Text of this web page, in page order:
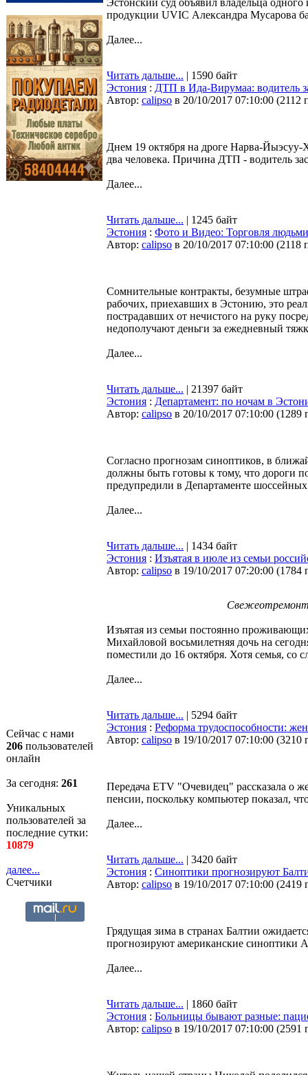
Сейчас с нами
206 пользователей
онлайн
За сегодня: 261
Уникальных
пользователей за
последние сутки:
10879
далее...
Счетчики
Эстонский суд объявил владельца
продукции UVIC Александра Мусарова
Далее...
Читать дальше... | 1590 байт
Эстония : ДТП в Ида-Вирумаа: водитель
Автор: calipso в 20/10/2017 07:10:00 (2112
Днем 19 октября на дроге Нарва-Йыэсуу-
два человека. Причина ДТП - водитель
Далее...
Читать дальше... | 1245 байт
Эстония : Фото и Видео: Торговля
Автор: calipso в 20/10/2017 07:10:00 (2118
Сомнительные контракты, безумные
рабочих, приехавших в Эстонию, это
пострадавших от нечистого на руку
недополучают деньги за ежедневный
Далее...
Читать дальше... | 21397 байт
Эстония : Департамент: по ночам в
Автор: calipso в 20/10/2017 07:10:00 (1289
Согласно прогнозам синоптиков, в
должны быть готовы к тому, что дороги
предупредили в Департаменте шоссейных
Далее...
Читать дальше... | 1434 байт
Эстония : Изъятая в июле из семьи
Автор: calipso в 19/10/2017 07:20:00 (1784
Изъятая из семьи постоянно
Михайловой восьмилетняя дочь на
поместили до 16 октября. Хотя семья, со
Далее...
Читать дальше... | 5294 байт
Эстония : Реформа трудоспособности:
Автор: calipso в 19/10/2017 07:10:00 (3210
Передача ETV "Очевидец" рассказала о
пенсии, поскольку компьютер показал,
Далее...
Читать дальше... | 3420 байт
Эстония : Синоптики прогнозируют
Автор: calipso в 19/10/2017 07:10:00 (2419
Грядущая зима в странах Балтии
прогнозируют американские синоптики
Далее...
Читать дальше... | 1860 байт
Эстония : Больницы бывают разные:
Автор: calipso в 19/10/2017 07:10:00 (2591